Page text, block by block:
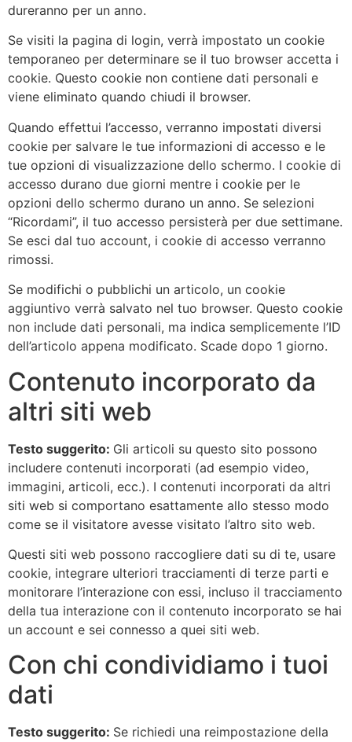
dureranno per un anno.
Se visiti la pagina di login, verrà impostato un cookie
temporaneo per determinare se il tuo browser accetta i
cookie. Questo cookie non contiene dati personali e
viene eliminato quando chiudi il browser.
Quando effettui l’accesso, verranno impostati diversi
cookie per salvare le tue informazioni di accesso e le
tue opzioni di visualizzazione dello schermo. I cookie di
accesso durano due giorni mentre i cookie per le
opzioni dello schermo durano un anno. Se selezioni
“Ricordami”, il tuo accesso persisterà per due settimane.
Se esci dal tuo account, i cookie di accesso verranno
rimossi.
Se modifichi o pubblichi un articolo, un cookie
aggiuntivo verrà salvato nel tuo browser. Questo cookie
non include dati personali, ma indica semplicemente l’ID
dell’articolo appena modificato. Scade dopo 1 giorno.
Contenuto incorporato da
altri siti web
Testo suggerito: Gli articoli su questo sito possono
includere contenuti incorporati (ad esempio video,
immagini, articoli, ecc.). I contenuti incorporati da altri
siti web si comportano esattamente allo stesso modo
come se il visitatore avesse visitato l’altro sito web.
Questi siti web possono raccogliere dati su di te, usare
cookie, integrare ulteriori tracciamenti di terze parti e
monitorare l’interazione con essi, incluso il tracciamento
della tua interazione con il contenuto incorporato se hai
un account e sei connesso a quei siti web.
Con chi condividiamo i tuoi
dati
Testo suggerito: Se richiedi una reimpostazione della